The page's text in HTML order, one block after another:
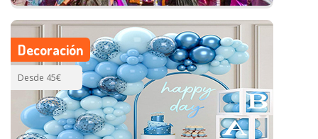
Decoración
Desde 45€